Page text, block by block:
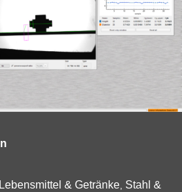
Lebensmittel & Getränke, Stahl &